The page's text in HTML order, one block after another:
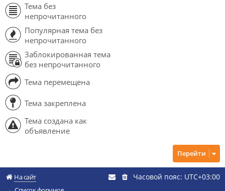
Тема без
непрочитанного
Популярная тема без
непрочитанного
Заблокированная тема
без непрочитанного
Тема перемещена
Тема закреплена
Тема создана как
объявление
Перейти
На сайт
Часовой пояс: UTC+03:00